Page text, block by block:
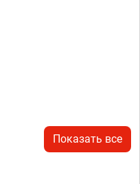
Показать все